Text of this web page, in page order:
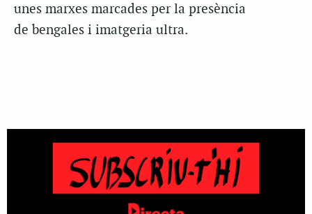
unes marxes marcades per la presència
de bengales i imatgeria ultra.